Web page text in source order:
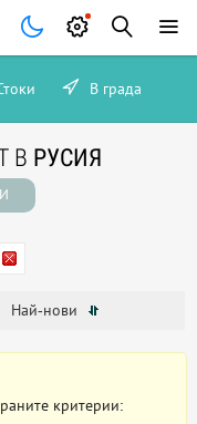
В града
В РУСИЯ
Най-нови
критерии: